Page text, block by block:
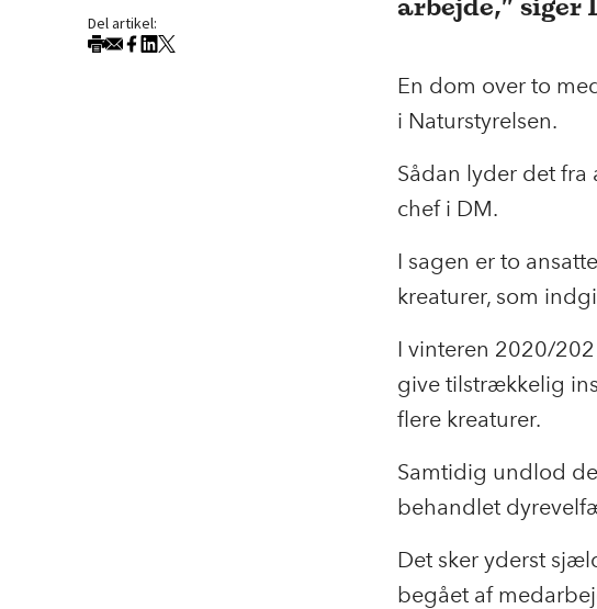
Del artikel:
En dom over to
i Naturstyrelsen.
Sådan lyder det fra
chef i DM.
I sagen er to
kreaturer, som
I vinteren 2020/
give tilstrækkelig
flere kreaturer.
Samtidig undlod
behandlet
Det sker yderst
begået af